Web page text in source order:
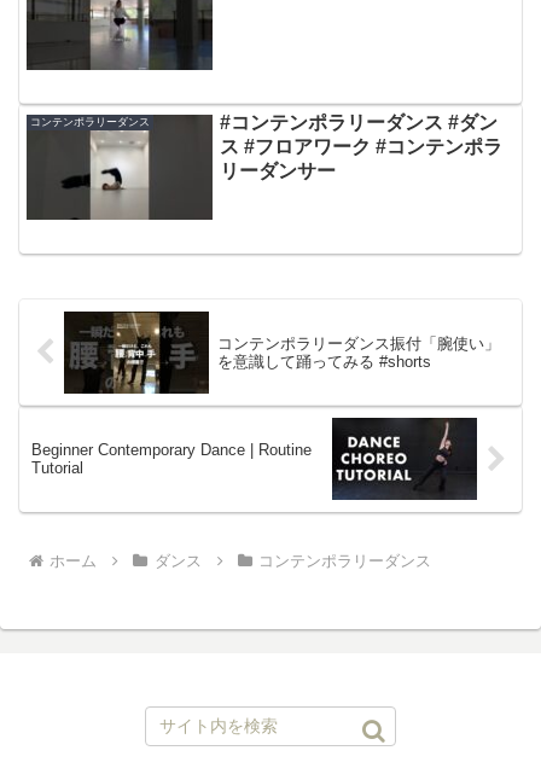
コンテンポラリーダンス
#コンテンポラリーダンス #ダン
ス #フロアワーク #コンテンポラ
リーダンサー
コンテンポラリーダンス振付「腕使い」
を意識して踊ってみる #shorts
Beginner Contemporary Dance | Routine
Tutorial
ホーム ダンス コンテンポラリーダンス